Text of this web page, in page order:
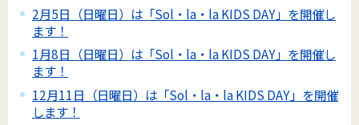
2月5日（日曜日）は「Sol・la・la KIDS DAY」を開催し
ます！
1月8日（日曜日）は「Sol・la・la KIDS DAY」を開催し
ます！
12月11日（日曜日）は「Sol・la・la KIDS DAY」を開催
します！